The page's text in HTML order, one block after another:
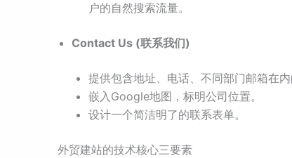
户的自然搜索流量。
Contact Us (联系我们)
提供包含地址、电话、不同部门邮箱在内
嵌入Google地图，标明公司位置。
设计一个简洁明了的联系表单。
外贸建站的技术核心三要素